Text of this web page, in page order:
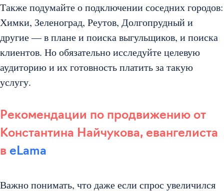
Также подумайте о подключении соседних городов:
Химки, Зеленоград, Реутов, Долгопрудный и
другие — в плане и поиска выгульщиков, и поиска
клиентов. Но обязательно исследуйте целевую
аудиторию и их готовность платить за такую
услугу.
Рекомендации по продвижению от
Константина Найчукова, евангелиста
в eLama
Важно понимать, что даже если спрос увеличился